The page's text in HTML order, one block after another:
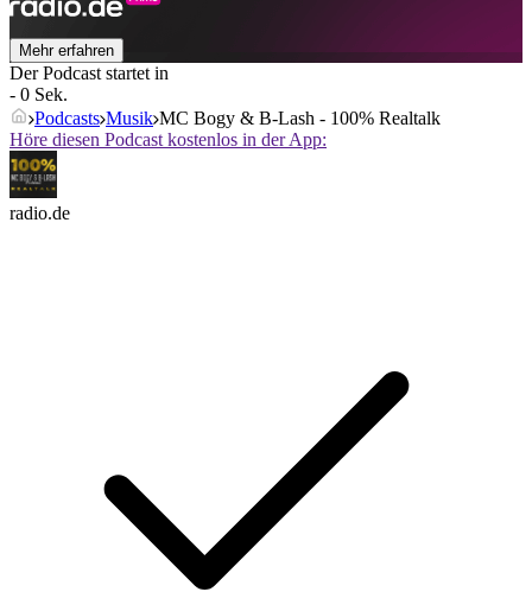
Mehr erfahren
Der Podcast startet in
- 0 Sek.
Podcasts Musik MC Bogy & B-Lash - 100% Realtalk
Höre diesen Podcast kostenlos in der App:
radio.de